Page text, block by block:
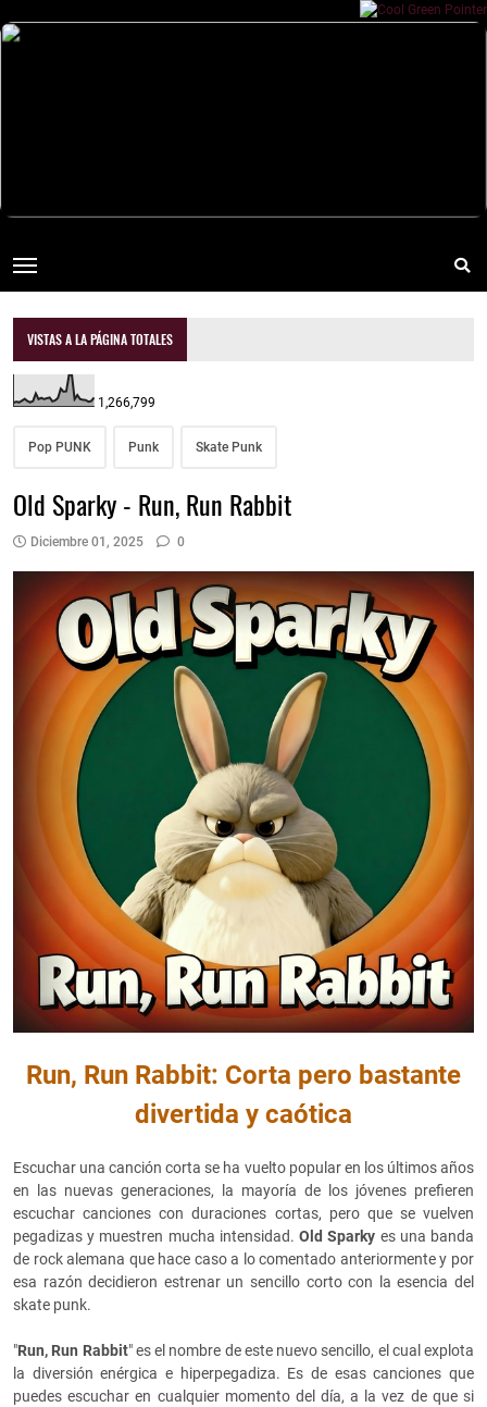
VISTAS A LA PÁGINA TOTALES
1,266,799
Pop PUNK Punk Skate Punk
Old Sparky - Run, Run Rabbit
Diciembre 01, 2025 0
Run, Run Rabbit: Corta pero bastante
divertida y caótica
Escuchar una canción corta se ha vuelto popular en los últimos años
en las nuevas generaciones, la mayoría de los jóvenes prefieren
escuchar canciones con duraciones cortas, pero que se vuelven
pegadizas y muestren mucha intensidad.Old Sparky es una banda
de rock alemana que hace caso a lo comentado anteriormente y por
esa razón decidieron estrenar un sencillo corto con la esencia del
skate punk.
"Run, Run Rabbit" es el nombre de este nuevo sencillo, el cual explota
la diversión enérgica e hiperpegadiza. Es de esas canciones que
puedes escuchar en cualquier momento del día, a la vez de que si